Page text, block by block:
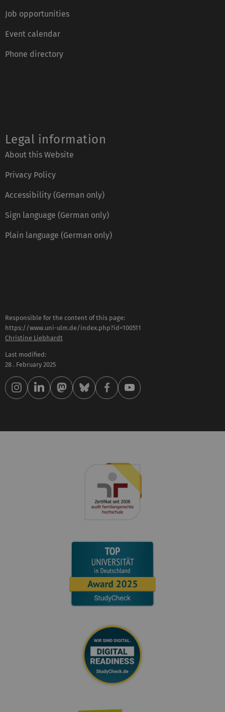
Job opportunities
Event calendar
Phone directory
Legal information
About this Website
Privacy Policy
Accessibility (German only)
Sign language (German only)
Plain language (German only)
Responsible for the content of this page:
https://www.uni-ulm.de/index.php?id=100511
Christine Liebhardt
Last modified:
28 . February 2025